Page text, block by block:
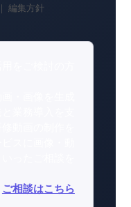
｜ 編集方針
ご相談はこちら